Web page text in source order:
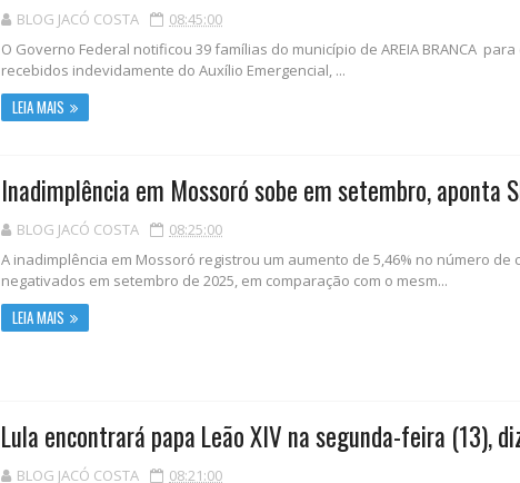
BLOG JACÓ COSTA
08:45:00
O Governo Federal notificou 39 famílias do município de AREIA BRANCA
recebidos indevidamente do Auxílio Emergencial, ...
LEIA MAIS
Inadimplência em Mossoró sobe em setembro, aponta
BLOG JACÓ COSTA
08:25:00
A inadimplência em Mossoró registrou um aumento de 5,46% no número de
negativados em setembro de 2025, em comparação com o mesm...
LEIA MAIS
Lula encontrará papa Leão XIV na segunda-feira (13),
BLOG JACÓ COSTA 08:21:00